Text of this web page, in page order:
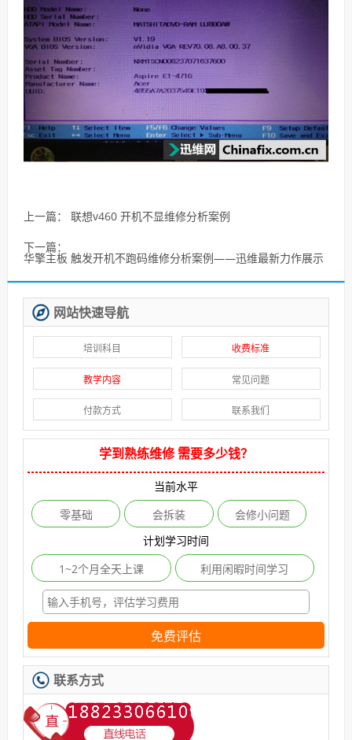
上一篇： 联想v460 开机不显维修分析案例
下一篇：
华擎主板 触发开机不跑码维修分析案例——迅维最新力作展示
网站快速导航
培训科目 收费标准
教学内容 常见问题
付款方式 联系我们
学到熟练维修 需要多少钱？
当前水平
零基础
会拆装
会修小问题
计划学习时间
1~2个月全天上课
利用闲暇时间学习
免费评估
联系方式